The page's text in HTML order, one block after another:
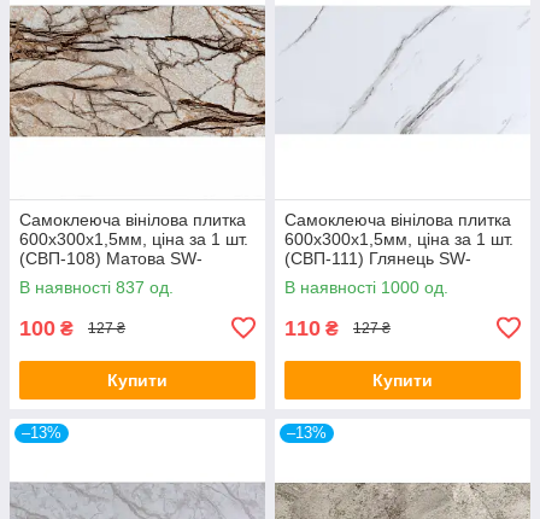
Самоклеюча вінілова плитка
600х300х1,5мм, ціна за 1 шт.
(СВП-108) Матова SW-
00000497
В наявності 837 од.
100 ₴ 127 ₴
Купити
Самоклеюча вінілова плитка
600х300х1,5мм, ціна за 1 шт.
(СВП-111) Глянець SW-
00000500
В наявності 1000 од.
110 ₴ 127 ₴
Купити
–13% –13%